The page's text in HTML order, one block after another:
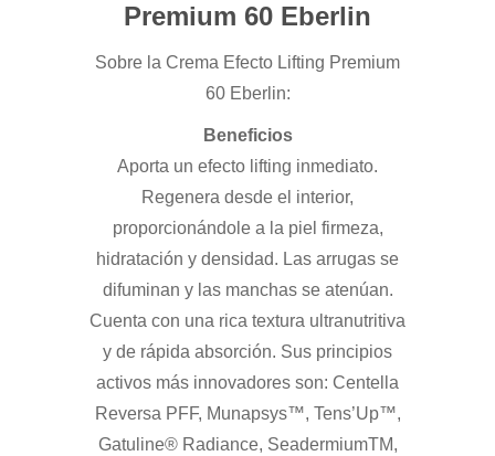
Premium 60 Eberlin
Sobre la Crema Efecto Lifting Premium
60 Eberlin:
Beneficios
Aporta un efecto lifting inmediato.
Regenera desde el interior,
proporcionándole a la piel firmeza,
hidratación y densidad. Las arrugas se
difuminan y las manchas se atenúan.
Cuenta con una rica textura ultranutritiva
y de rápida absorción. Sus principios
activos más innovadores son: Centella
Reversa PFF, Munapsys™, Tens’Up™,
Gatuline® Radiance, SeadermiumTM,